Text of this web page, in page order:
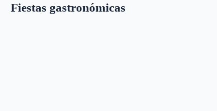
Fiestas gastronómicas